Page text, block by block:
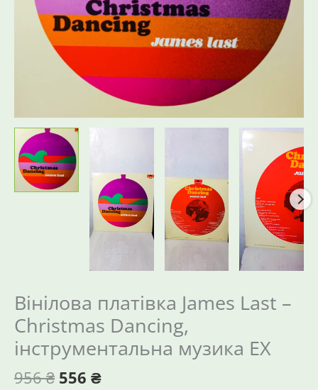
Вінілова платівка James Last –
Christmas Dancing,
інструментальна музика EX
956₴ 556 ₴